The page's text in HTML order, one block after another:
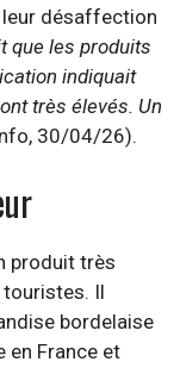
désaffection
que les produits
indiquait
très élevés. Un
30/04/26).
produit très
touristes. Il
bordelaise
en France et